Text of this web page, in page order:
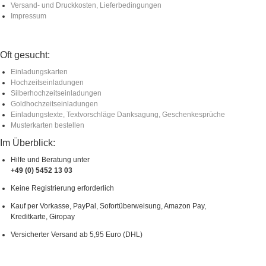
Versand- und Druckkosten, Lieferbedingungen
Impressum
Oft gesucht:
Einladungskarten
Hochzeitseinladungen
Silberhochzeitseinladungen
Goldhochzeitseinladungen
Einladungstexte, Textvorschläge Danksagung, Geschenkesprüche
Musterkarten bestellen
Im Überblick:
Hilfe und Beratung unter
+49 (0) 5452 13 03
Keine Registrierung erforderlich
Kauf per Vorkasse, PayPal, Sofortüberweisung, Amazon Pay,
Kreditkarte, Giropay
Versicherter Versand ab 5,95 Euro (DHL)